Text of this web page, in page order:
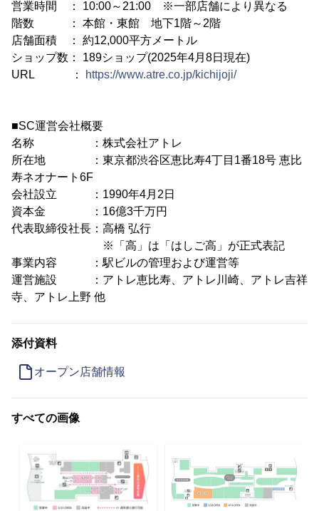
営業時間 ： 10:00～21:00 ※一部店舗により異なる
階数 ： 本館・東館 地下1階～2階
店舗面積 ： 約12,000平方メートル
ショップ数： 189ショップ(2025年4月8日現在)
URL ：
https://www.atre.co.jp/kichijoji/
■SC運営会社概要
名称 ：株式会社アトレ
所在地 ：東京都渋谷区恵比寿4丁目1番18号 恵比
寿ネオナート6F
会社設立 ：1990年4月2日
資本金 ：16億3千万円
代表取締役社長：高橋 弘行
※「高」は「はしご高」が正式表記
事業内容 ：駅ビルの管理および運営等
運営施設 ：アトレ恵比寿、アトレ川崎、アトレ吉祥
寺、アトレ上野 他
添付資料
オープン店舗情報
すべての画像